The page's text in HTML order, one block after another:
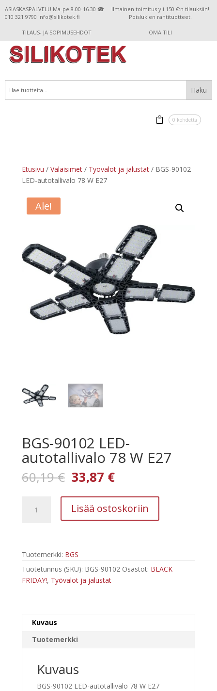
ASIASKASPALVELU Ma-pe 8.00-16.30 ☎
010 321 9790 info@silikotek.fi
Ilmainen toimitus yli 150 €:n tilauksiin!
Poislukien rahtituotteet.
TILAUS- JA SOPIMUSEHDOT OMA TILI
0 kohdetta
Etusivu / Valaisimet/ Työvalot ja jalustat/ BGS-90102
LED-autotallivalo 78 W E27
Ale!
BGS-90102 LED-
autotallivalo 78 W E27
60,19€ Alkuperäinen
hinta
oli:
60,19 €.
33,87 €Nykyinen
hinta
on:
33,87 €.
90102
W
E27
määrä
Lisää ostoskoriin
Tuotemerkki: BGS
Tuotetunnus (SKU): BGS-90102 Osastot: BLACK
FRIDAY!, Työvalot ja jalustat
Kuvaus
Tuotemerkki
Kuvaus
BGS-90102 LED-autotallivalo 78 W E27